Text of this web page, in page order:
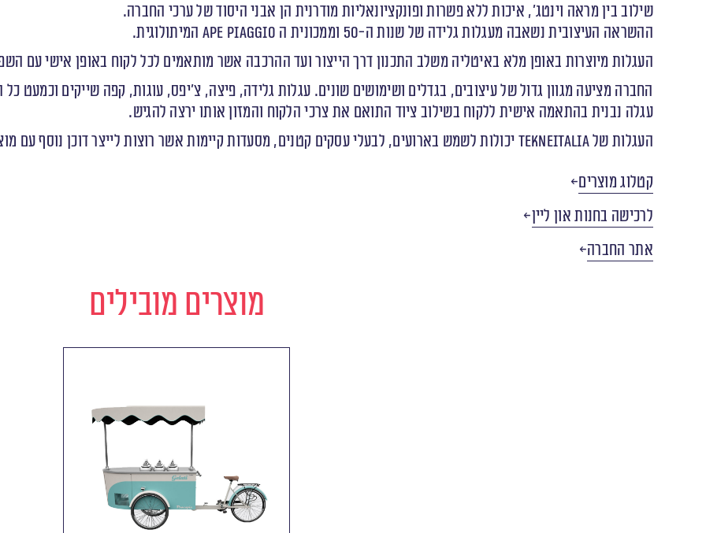
שילוב בין מראה וינטג׳, איכות ללא פשרות ופונקציונאליות מודרנית הן אבני היסוד של ערכי החברה.
ההשראה העיצובית נשאבה מעגלות גלידה של שנות ה-50 וממכונית ה Ape piaggio המיתולוגית.
העגלות מיוצרות באופן מלא באיטליה משלב התכנון דרך הייצור ועד ההרכבה אשר מותאמים לכל לקוח באופן אישי עם
החברה מציעה מגוון גדול של עיצובים, בגדלים ושימושים שונים. עגלות גלידה, פיצה, צ׳יפס, עוגות, קפה שייקים וכמעט
עגלה נבנית בהתאמה אישית ללקוח בשילוב ציוד התואם את צרכי הלקוח והמזון אותו ירצה להגיש.
העגלות של TekneItalia יכולות לשמש בארועים, לבעלי עסקים קטנים, מסעדות קיימות אשר רוצות לייצר דוכן נוסף עם מוצר ייחודי ועוד מגוון גדול של אפשרויות.
קטלוג מוצרים
לרכישה בחנות און ליין
אתר החברה
מוצרים מובילים